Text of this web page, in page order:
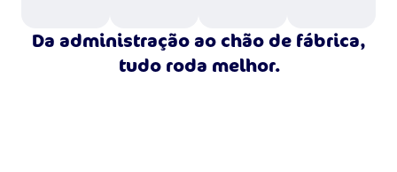
Da administração ao chão de fábrica,
tudo roda melhor.